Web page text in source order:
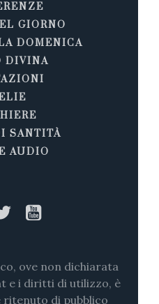
GIORNO
DOMENICA
DIVINA
SANTITÀ
AUDIO
ove non dichiarata
e i diritti di utilizzo, è
ritenuto di pubblico